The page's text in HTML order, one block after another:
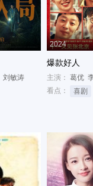
刘敏涛
2024
爆款好人
主演： 葛优
看点：
喜剧